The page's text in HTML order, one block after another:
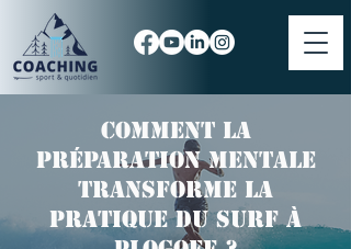
Comment la
préparation mentale
transforme la
pratique du surf à